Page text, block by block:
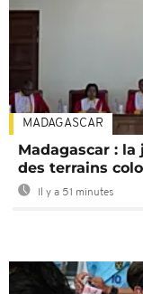
MADAGASCAR
Madagascar :
des terrains
Il y a 51 minutes